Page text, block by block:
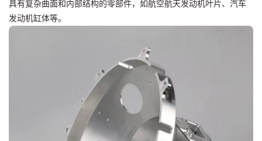
具有复杂曲面和内部结构的零部件，如航空航天发动机叶片、汽车
发动机缸体等。